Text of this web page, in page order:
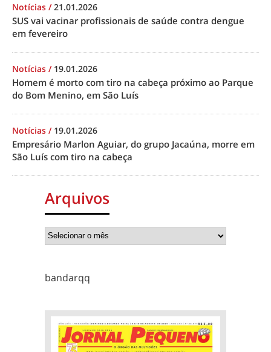
Notícias /21.01.2026
SUS vai vacinar profissionais de saúde contra dengue
em fevereiro
Notícias / 19.01.2026
Homem é morto com tiro na cabeça próximo ao Parque
do Bom Menino, em São Luís
Notícias / 19.01.2026
Empresário Marlon Aguiar, do grupo Jacaúna, morre em
São Luís com tiro na cabeça
Arquivos
bandarqq